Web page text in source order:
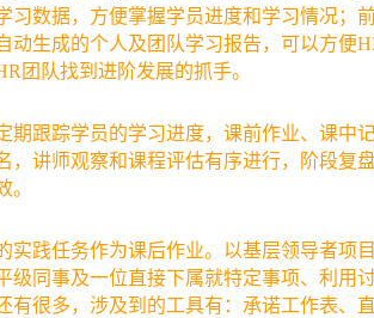
习数据，方便掌握学员进度和学习情况；
动生成的个人及团队学习报告，可以方便
团队找到进阶发展的抓手。
期跟踪学员的学习进度，课前作业、课中
，讲师观察和课程评估有序进行，阶段复
。
实践任务作为课后作业。以基层领导者项
级同事及一位直接下属就特定事项、利用
有很多，涉及到的工具有：承诺工作表、